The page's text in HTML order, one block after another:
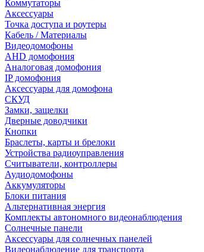
Коммутаторы
Аксессуары
Точка доступа и роутеры
Кабель / Материалы
Видеодомофоны
AHD домофония
Аналоговая домофония
IP домофония
Аксессуары для домофона
СКУД
Замки, защелки
Дверные доводчики
Кнопки
Браслеты, карты и брелоки
Устройства радиоуправления
Считыватели, контроллеры
Аудиодомофоны
Аккумуляторы
Блоки питания
Альтернативная энергия
Комплекты автономного видеонаблюдения
Солнечные панели
Аксессуары для солнечных панелей
Видеонаблюдение для транспорта